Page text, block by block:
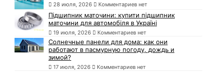
28 июля, 2026 Комментариев нет
Підшипник маточини: купити підшипник
маточини для автомобіля в Україні
19 июля, 2026 Комментариев нет
Солнечные панели для дома: как они
работают в пасмурную погоду, дождь и
зимой?
17 июля, 2026 Комментариев нет